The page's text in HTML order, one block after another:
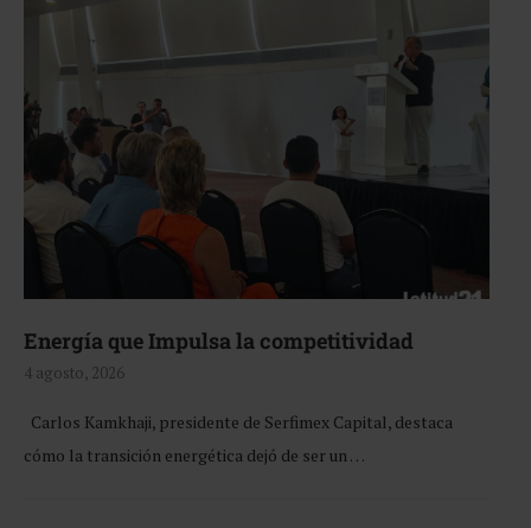
Energía que Impulsa la competitividad
4 agosto, 2026
Carlos Kamkhaji, presidente de Serfimex Capital, destaca
cómo la transición energética dejó de ser un …